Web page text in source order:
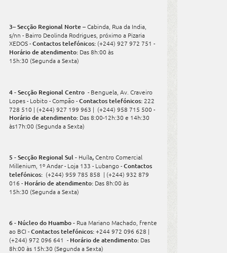
3– Secção Regional Norte –Cabinda, Rua da India,
s/nn - Bairro Deolinda Rodrigues, próximo a Pizaria
XEDOS -Contactos telefónicos: (+244) 927 972 751 -
Horário de atendimento: Das 8h:00 às
15h:30 (Segunda a Sexta)
4 - Secção Regional Centro - Benguela, Av. Craveiro
Lopes - Lobito - Compão -Contactos telefónicos: 222
728 510 | (+244) 927 199 963 | (+244) 958 715 500 -
Horário de atendimento: Das 8:00-12h:30 e 14h:30
às17h:00 (Segunda a Sexta)
5 - Secção Regional Sul - Huíla,Centro Comercial
Millenium, 1º Andar - Loja 133 - Lubango -Contactos
telefónicos: (+244) 959 785 858 | (+244) 932 879
016 - Horário de atendimento: Das 8h:00 às
15h:30 (Segunda a Sexta)
6 - Núcleo do Huambo - Rua Mariano Machado, frente
ao BCI -Contactos telefónicos:+244 972 096 628 |
(+244) 972 096 641 - Horário de atendimento: Das
8h:00 às 15h:30 (Segunda a Sexta)